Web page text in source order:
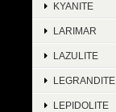
KYANITE
LARIMAR
LAZULITE
LEGRANDITE
LEPIDOLITE